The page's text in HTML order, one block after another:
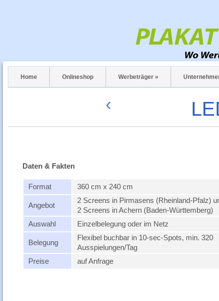
Home Onlineshop Werbeträger »
‹
Daten & Fakten
Format 360 cm x 240 cm
Angebot
2 Screens in Pirmasens (Rheinland-Pfalz)
2 Screens in Achern (Baden-Württemberg)
Auswahl
Einzelbelegung oder im Netz
Belegung
Flexibel buchbar in 10-sec-Spots, min. 320
Ausspielungen/Tag
Preise
auf Anfrage